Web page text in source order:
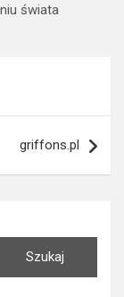
świata
griffons.pl
Szukaj